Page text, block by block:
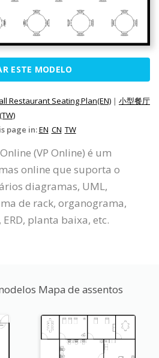
ESTE MODELO
Restaurant Seating Plan(EN) | 小型餐厅
page in:EN CN TW
(VP Online) é um
online que suporta o
diagramas, UML,
de rack, organograma,
planta baixa, etc.
Mapa de assentos